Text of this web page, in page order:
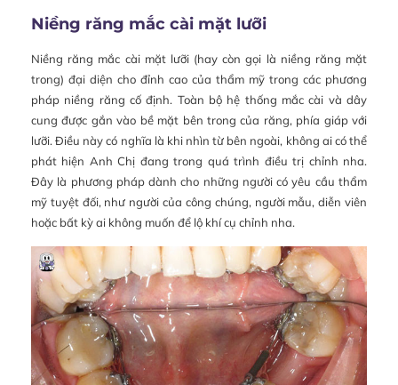
Niềng răng mắc cài mặt lưỡi
Niềng răng mắc cài mặt lưỡi (hay còn gọi là niềng răng mặt
trong) đại diện cho đỉnh cao của thẩm mỹ trong các phương
pháp niềng răng cố định. Toàn bộ hệ thống mắc cài và dây
cung được gắn vào bề mặt bên trong của răng, phía giáp với
lưỡi. Điều này có nghĩa là khi nhìn từ bên ngoài, không ai có thể
phát hiện Anh Chị đang trong quá trình điều trị chỉnh nha.
Đây là phương pháp dành cho những người có yêu cầu thẩm
mỹ tuyệt đối, như người của công chúng, người mẫu, diễn viên
hoặc bất kỳ ai không muốn để lộ khí cụ chỉnh nha.